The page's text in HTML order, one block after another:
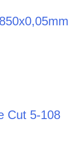
Cut 5-108